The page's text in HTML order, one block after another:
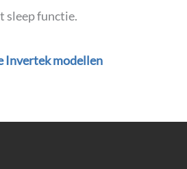
sleep functie.
Invertek modellen